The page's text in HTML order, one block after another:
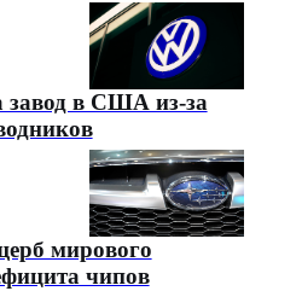
завод в США из-за
мирового
чипов